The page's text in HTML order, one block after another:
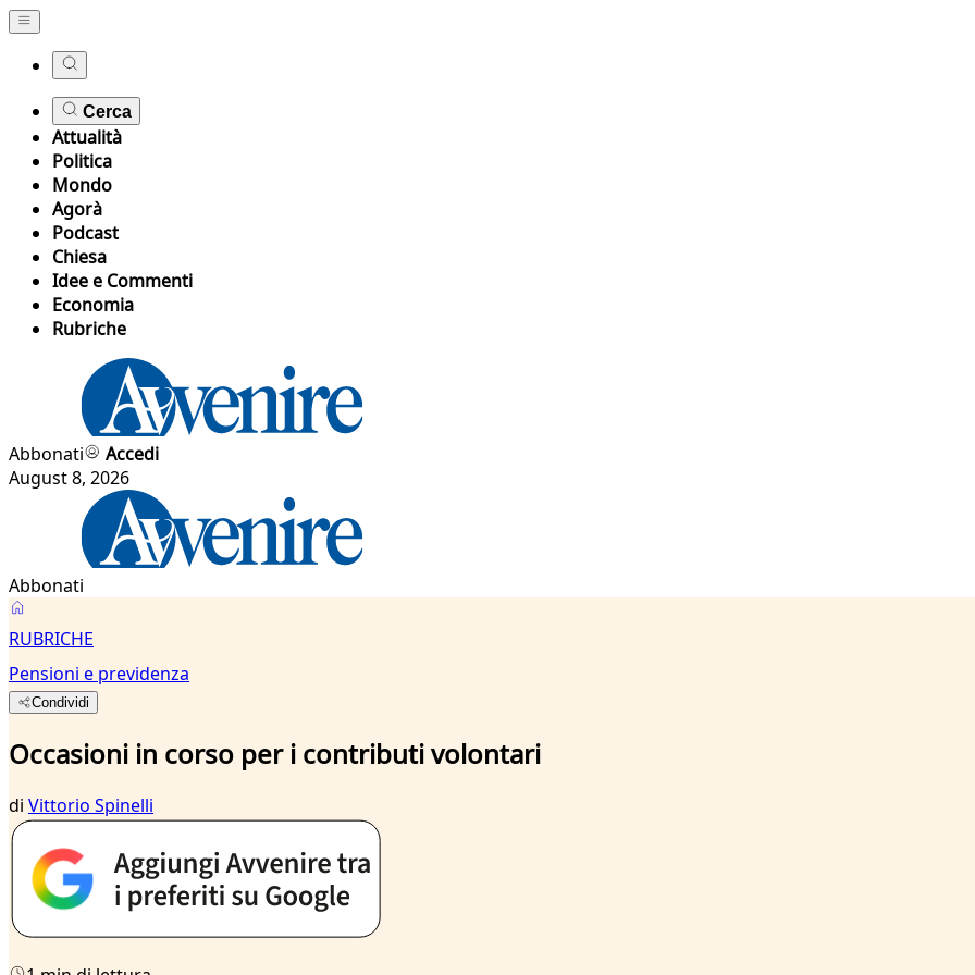
Cerca
Attualità
Politica
Mondo
Agorà
Podcast
Chiesa
Idee e Commenti
Economia
Rubriche
Abbonati
Accedi
August 8, 2026
Abbonati
RUBRICHE
Pensioni e previdenza
Condividi
Occasioni in corso per i contributi volontari
di Vittorio Spinelli